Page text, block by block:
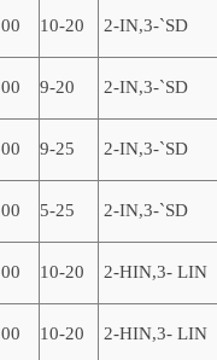
10-20 2-IN,3-`SD
9-20 2-IN,3-`SD
9-25 2-IN,3-`SD
5-25 2-IN,3-`SD
10-20 2-HIN,3- LIN
10-20 2-HIN,3- LIN